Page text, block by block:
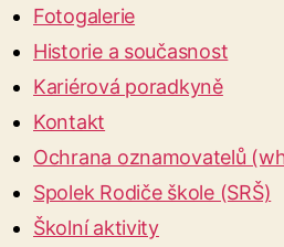
Fotogalerie
Historie a současnost
Kariérová poradkyně
Kontakt
Ochrana oznamovatelů
Spolek Rodiče škole (SRŠ)
Školní aktivity